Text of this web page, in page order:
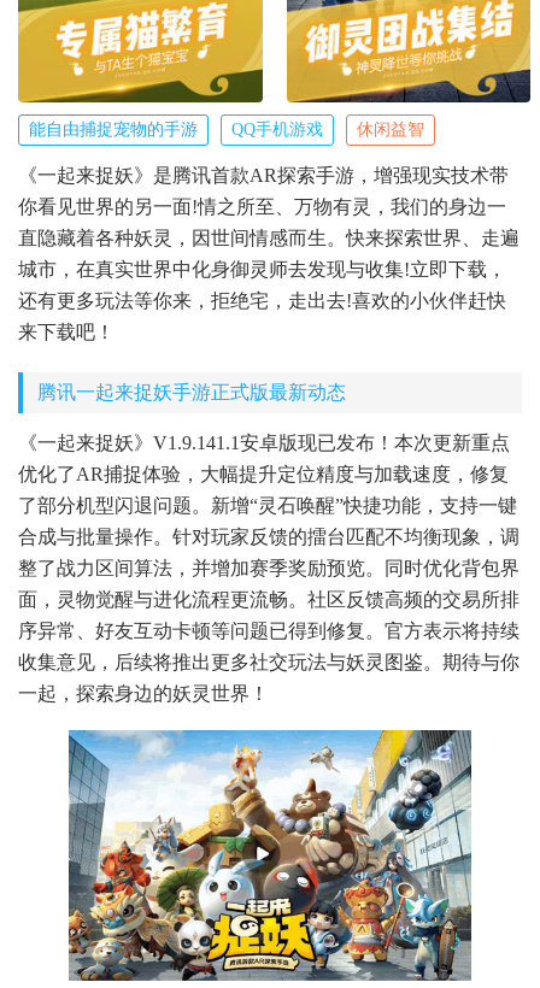
能自由捕捉宠物的手游 QQ手机游戏 休闲益智
《一起来捉妖》是腾讯首款AR探索手游，增强现实技术带
你看见世界的另一面!情之所至、万物有灵，我们的身边一
直隐藏着各种妖灵，因世间情感而生。快来探索世界、走遍
城市，在真实世界中化身御灵师去发现与收集!立即下载，
还有更多玩法等你来，拒绝宅，走出去!喜欢的小伙伴赶快
来下载吧！
腾讯一起来捉妖手游正式版最新动态
《一起来捉妖》V1.9.141.1安卓版现已发布！本次更新重点
优化了AR捕捉体验，大幅提升定位精度与加载速度，修复
了部分机型闪退问题。新增“灵石唤醒”快捷功能，支持一键
合成与批量操作。针对玩家反馈的擂台匹配不均衡现象，调
整了战力区间算法，并增加赛季奖励预览。同时优化背包界
面，灵物觉醒与进化流程更流畅。社区反馈高频的交易所排
序异常、好友互动卡顿等问题已得到修复。官方表示将持续
收集意见，后续将推出更多社交玩法与妖灵图鉴。期待与你
一起，探索身边的妖灵世界！